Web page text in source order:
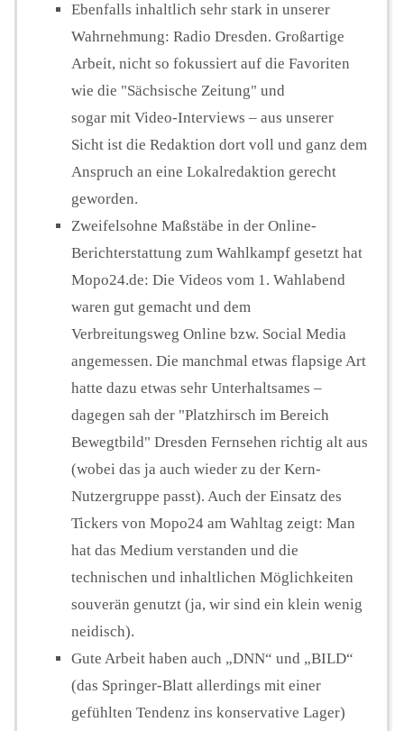
Ebenfalls inhaltlich sehr stark in unserer
Wahrnehmung: Radio Dresden. Großartige
Arbeit, nicht so fokussiert auf die Favoriten
wie die "Sächsische Zeitung" und
sogar mit Video-Interviews – aus unserer
Sicht ist die Redaktion dort voll und ganz dem
Anspruch an eine Lokalredaktion gerecht
geworden.
Zweifelsohne Maßstäbe in der Online-
Berichterstattung zum Wahlkampf gesetzt hat
Mopo24.de: Die Videos vom 1. Wahlabend
waren gut gemacht und dem
Verbreitungsweg Online bzw. Social Media
angemessen. Die manchmal etwas flapsige Art
hatte dazu etwas sehr Unterhaltsames –
dagegen sah der "Platzhirsch im Bereich
Bewegtbild" Dresden Fernsehen richtig alt aus
(wobei das ja auch wieder zu der Kern-
Nutzergruppe passt). Auch der Einsatz des
Tickers von Mopo24 am Wahltag zeigt: Man
hat das Medium verstanden und die
technischen und inhaltlichen Möglichkeiten
souverän genutzt (ja, wir sind ein klein wenig
neidisch).
Gute Arbeit haben auch „DNN“ und „BILD“
(das Springer-Blatt allerdings mit einer
gefühlten Tendenz ins konservative Lager)